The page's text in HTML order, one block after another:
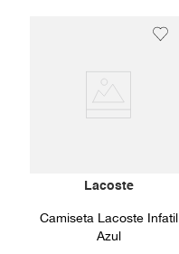
Lacoste
Camiseta Lacoste Infatil
Azul